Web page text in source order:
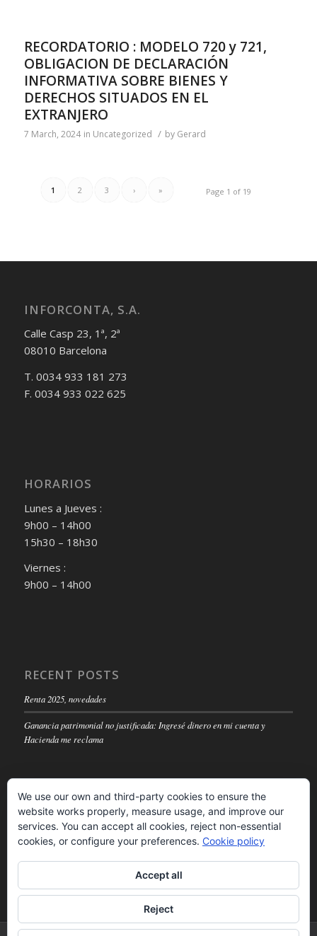
RECORDATORIO : MODELO 720 y 721,
OBLIGACION DE DECLARACIÓN
INFORMATIVA SOBRE BIENES Y
DERECHOS SITUADOS EN EL
EXTRANJERO
7 March, 2024 in Uncategorized / by Gerard
Page 1 of 19
1 2 3 › »
INFORCONTA, S.A.
Calle Casp 23, 1ª, 2ª
08010 Barcelona
T. 0034 933 181 273
F. 0034 933 022 625
HORARIOS
Lunes a Jueves :
9h00 – 14h00
15h30 – 18h30
Viernes :
9h00 – 14h00
RECENT POSTS
Renta 2025, novedades
Ganancia patrimonial no justificada: Ingresé dinero en mi cuenta y
Hacienda me reclama
LEGAL NOTICE
Read
We use our own and third-party cookies to ensure the
website works properly, measure usage, and improve our
services. You can accept all cookies, reject non-essential
cookies, or configure your preferences. Cookie policy
Accept all
Reject